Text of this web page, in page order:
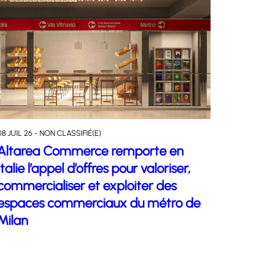
JUIL 26 - NON CLASSIFIÉ(E)
Commerce remporte en
l’appel d’offres pour valoriser,
et exploiter des
commerciaux du métro de